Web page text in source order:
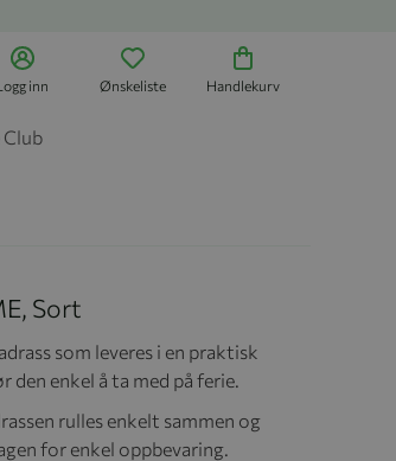
inn Ønskeliste Handlekurv
Club
Sort
som leveres i en praktisk
enkel å ta med på ferie.
rulles enkelt sammen og
for enkel oppbevaring.